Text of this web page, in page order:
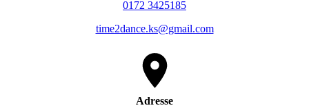
0172 3425185
time2dance.ks@gmail.com
Adresse